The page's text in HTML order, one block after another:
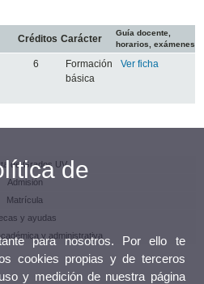
Créditos Carácter
Guía docente,
horarios, exámenes
6
Formación
básica
Ver ficha
de Grados UV
Admisión
Matrícula
y ayudas
y administrativa
de
para nosotros. Por ello te
cookies propias y de terceros
y medición de nuestra página